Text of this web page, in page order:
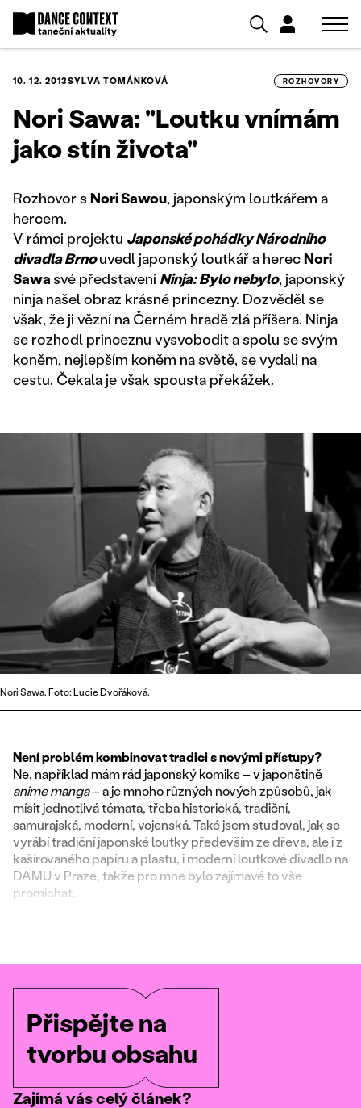
10. 12. 2013SYLVA TOMÁNKOVÁ ROZHOVORY
Nori Sawa: "Loutku vnímám
jako stín života"
Rozhovor sNori Sawou, japonským loutkářem a
hercem.
V rámci projektu Japonské pohádky Národního
divadla Brnouvedl japonský loutkář a herecNori
Sawasvé představení Ninja: Bylo nebylo, japonský
ninja našel obraz krásné princezny. Dozvěděl se
však, že ji vězní na Černém hradě zlá příšera. Ninja
se rozhodl princeznu vysvobodit a spolu se svým
koněm, nejlepším koněm na světě, se vydali na
cestu. Čekala je však spousta překážek.
Nori Sawa. Foto: Lucie Dvořáková.
Není problém kombinovat tradici s novými přístupy?
Ne, například mám rád japonský komiks – v japonštině
anime manga– a je mnoho různých nových způsobů, jak
mísit jednotlivá témata, třeba historická, tradiční,
samurajská, moderní, vojenská. Také jsem studoval, jak se
vyrábí tradiční japonské loutky především ze dřeva, ale i z
kašírovaného papíru a plastu, i moderní loutkové divadlo na
DAMU v Praze, takže pro mne bylo zajímavé to vše
promíchat.
Přispějte na
tvorbu obsahu
Zajímá vás celý článek?